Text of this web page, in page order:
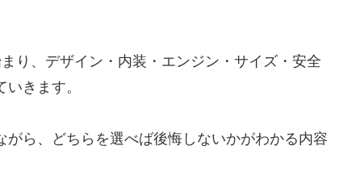
り、デザイン・内装・エンジン・サイズ・安全
きます。
ら、どちらを選べば後悔しないかがわかる内容